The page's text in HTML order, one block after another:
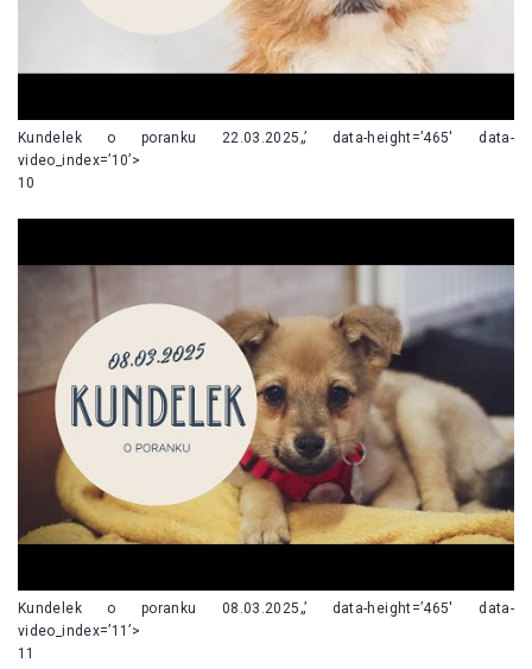
Kundelek o poranku 22.03.2025„’ data-height=’465′ data-
video_index=’10’>
10
Kundelek o poranku 08.03.2025„’ data-height=’465′ data-
video_index=’11’>
11